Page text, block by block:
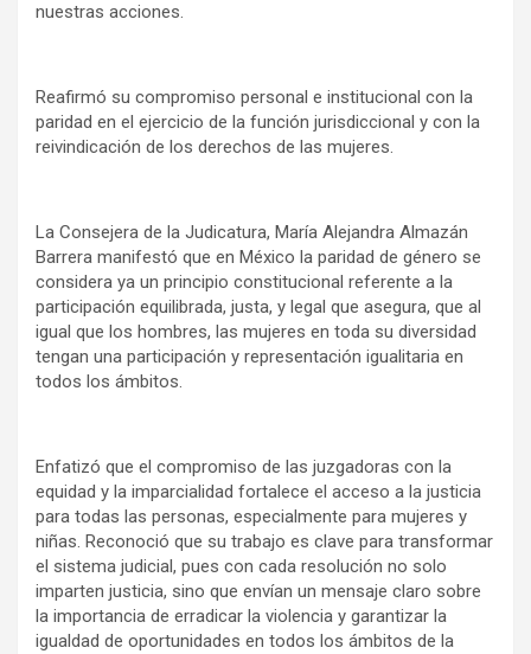
nuestras acciones.
Reafirmó su compromiso personal e institucional con la
paridad en el ejercicio de la función jurisdiccional y con la
reivindicación de los derechos de las mujeres.
La Consejera de la Judicatura, María Alejandra Almazán
Barrera manifestó que en México la paridad de género se
considera ya un principio constitucional referente a la
participación equilibrada, justa, y legal que asegura, que al
igual que los hombres, las mujeres en toda su diversidad
tengan una participación y representación igualitaria en
todos los ámbitos.
Enfatizó que el compromiso de las juzgadoras con la
equidad y la imparcialidad fortalece el acceso a la justicia
para todas las personas, especialmente para mujeres y
niñas. Reconoció que su trabajo es clave para transformar
el sistema judicial, pues con cada resolución no solo
imparten justicia, sino que envían un mensaje claro sobre
la importancia de erradicar la violencia y garantizar la
igualdad de oportunidades en todos los ámbitos de la